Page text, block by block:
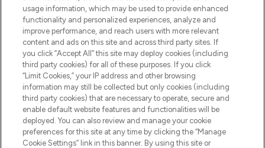
Do Not Sell or Share My Personal
Information
HILFE & INFORMATION
IMPRESSUM
ÜBER LOOKFANTASTIC
usage information, which may be used to provide enhanced
functionality and personalized experiences, analyze and
improve performance, and reach users with more relevant
content and ads on this site and across third party sites. If
you click “Accept All” this site may deploy cookies (including
third party cookies) for all of these purposes. If you click
“Limit Cookies,” your IP address and other browsing
information may still be collected but only cookies (including
third party cookies) that are necessary to operate, secure and
enable default website features and functionalities will be
deployed. You can also review and manage your cookie
preferences for this site at any time by clicking the “Manage
Cookie Settings” link in this banner. By using this site or